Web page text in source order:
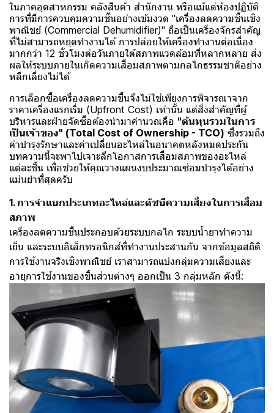
ในภาคอุตสาหกรรม คลังสินค้า สำนักงาน หรือแม้แต่ห้องปฏิบัติ
การที่มีการควบคุมความชื้นอย่างเข้มงวด "เครื่องลดความชื้นเชิง
พาณิชย์ (Commercial Dehumidifier)" ถือเป็นเครื่องจักรสำคัญ
ที่ไม่สามารถหยุดทำงานได้ การปล่อยให้เครื่องทำงานต่อเนื่อง
มากกว่า 12 ชั่วโมงต่อวันภายใต้สภาพแวดล้อมที่หลากหลาย ส่ง
ผลให้ระบบภายในเกิดความเสื่อมสภาพตามกลไกธรรมชาติอย่าง
หลีกเลี่ยงไม่ได้
การเลือกซื้อเครื่องลดความชื้นจึงไม่ใช่เพียงการพิจารณาจาก
ราคาเครื่องแรกเริ่ม (Upfront Cost) เท่านั้น แต่สิ่งสำคัญที่ผู้
บริหารและฝ่ายจัดซื้อต้องนำมาคำนวณคือ "ต้นทุนรวมในการ
เป็นเจ้าของ" (Total Cost of Ownership - TCO) ซึ่งรวมถึง
ค่าบำรุงรักษาและค่าเปลี่ยนอะไหล่ในอนาคตหลังหมดประกัน
บทความนี้จะพาไปเจาะลึกโอกาสการเสื่อมสภาพของอะไหล่
แต่ละชิ้น เพื่อช่วยให้คุณวางแผนงบประมาณซ่อมบำรุงได้อย่าง
แม่นยำที่สุดครับ
1. การจำแนกประเภทอะไหล่และดัชนีความเสี่ยงในการเสื่อม
สภาพ
เครื่องลดความชื้นประกอบด้วยระบบกลไก ระบบน้ำยาทำความ
เย็น และระบบอิเล็กทรอนิกส์ที่ทำงานประสานกัน จากข้อมูลสถิติ
การใช้งานจริงเชิงพาณิชย์ เราสามารถแบ่งกลุ่มความเสี่ยงและ
อายุการใช้งานของชิ้นส่วนต่างๆ ออกเป็น 3 กลุ่มหลัก ดังนี้: